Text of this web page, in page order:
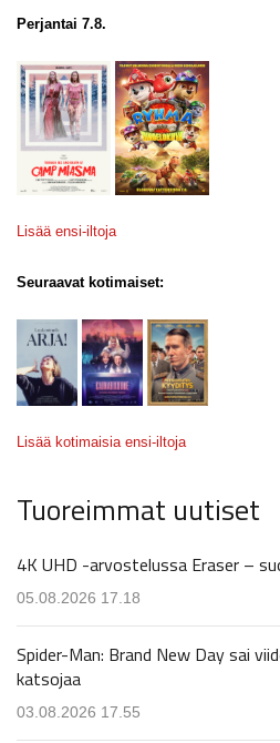
Perjantai 7.8.
Lisää ensi-iltoja
Seuraavat kotimaiset:
Lisää kotimaisia ensi-iltoja
Tuoreimmat uutiset
4K UHD -arvostelussa Eraser –
05.08.2026 17.18
Spider-Man: Brand New Day sai
katsojaa
03.08.2026 17.55